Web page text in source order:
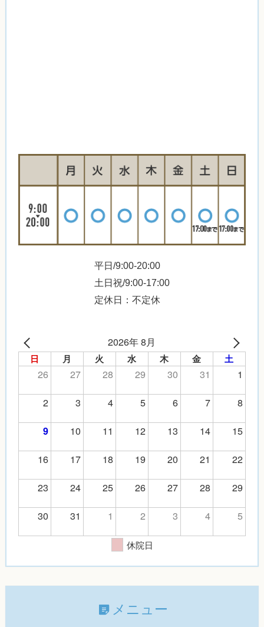
平日/9:00-20:00
土日祝/9:00-17:00
定休日：不定休
2026年 8月
日 月 火 水 木 金 土
26 27 28 29 30 31
1
2
3 4 5 6 7 8
9 10 11 12 13 14
15
16
17 18 19 20 21
22
23
24 25 26 27 28
29
30
31 1 2 3 4 5
休院日
メニュー